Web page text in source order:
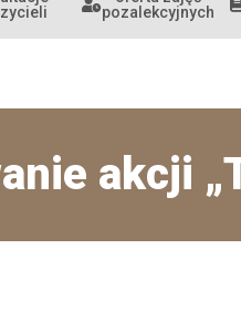
pozalekcyjnych
akcji